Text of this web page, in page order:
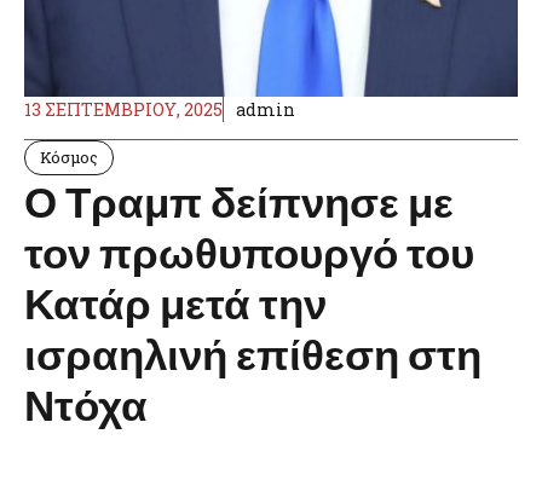
13 ΣΕΠΤΕΜΒΡΊΟΥ, 2025 admin
Κόσμος
Ο Τραμπ δείπνησε με
τον πρωθυπουργό του
Κατάρ μετά την
ισραηλινή επίθεση στη
Ντόχα